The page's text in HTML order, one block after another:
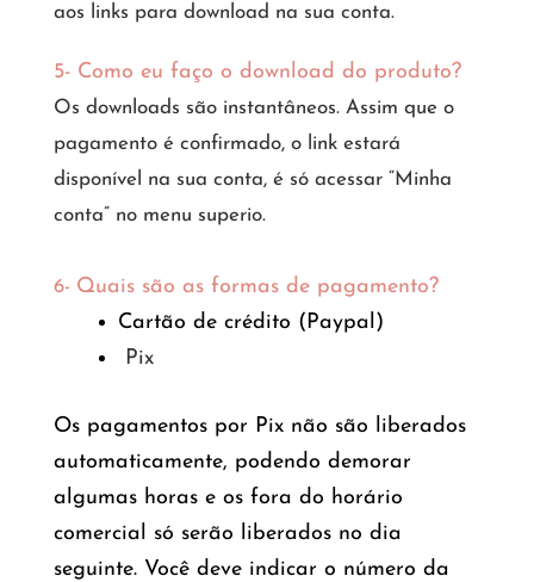
aos links para download na sua conta.
5- Como eu faço o download do produto?
Os downloads são instantâneos. Assim que o
pagamento é confirmado, o link estará
disponível na sua conta, é só acessar “Minha
conta” no menu superio.
6- Quais são as formas de pagamento?
Cartão de crédito (Paypal)
Pix
Os pagamentos por Pix não são liberados
automaticamente, podendo demorar
algumas horas e os fora do horário
comercial só serão liberados no dia
seguinte. Você deve indicar o número da